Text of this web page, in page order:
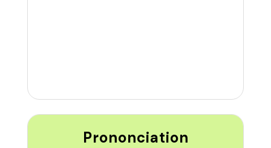
Prononciation